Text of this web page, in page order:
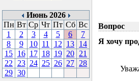
Июнь 2026
Пн Вт Ср Чт Пт Сб Вс
1
2 3 4 5 6
7
8
9 10 11 12 13 14
15 16 17 18 19 20 21
22
23 24 25 26 27 28
29 30
Вопрос
Я хочу